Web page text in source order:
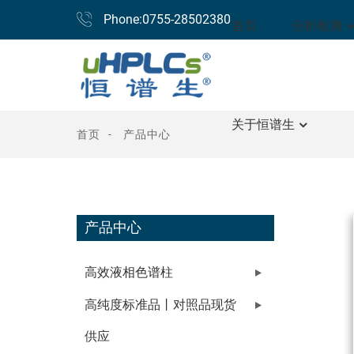
Phone:0755-28502380首页 分析检测
关于恒谱生
首页 产品中心
产品中心
高效液相色谱柱
高纯度标准品丨对照品现货
供应